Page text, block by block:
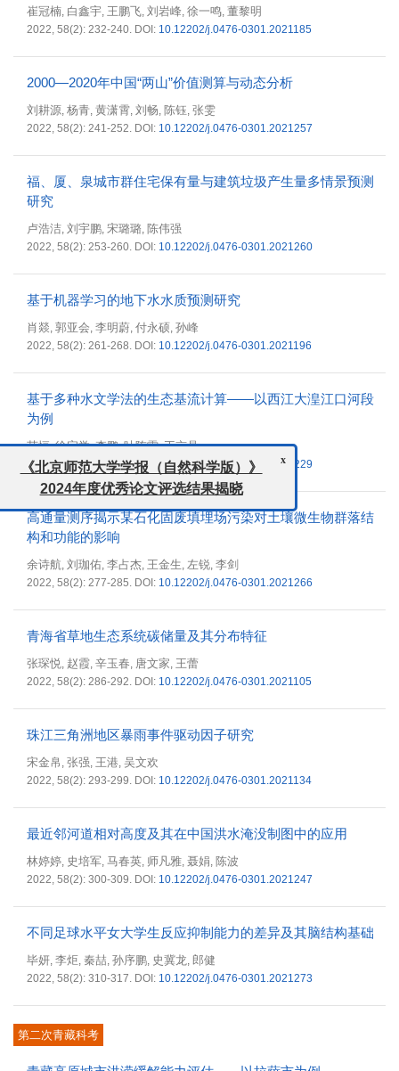
崔冠楠, 白鑫宇, 王鹏飞, 刘岩峰, 徐一鸣, 董黎明
2022, 58(2): 232-240. DOI: 10.12202/j.0476-0301.2021185
2000—2020年中国“两山”价值测算与动态分析
刘耕源, 杨青, 黄潇霄, 刘畅, 陈钰, 张雯
2022, 58(2): 241-252. DOI: 10.12202/j.0476-0301.2021257
福、厦、泉城市群住宅保有量与建筑垃圾产生量多情景预测
研究
卢浩洁, 刘宇鹏, 宋璐璐, 陈伟强
2022, 58(2): 253-260. DOI: 10.12202/j.0476-0301.2021260
基于机器学习的地下水水质预测研究
肖燚, 郭亚会, 李明蔚, 付永硕, 孙峰
2022, 58(2): 261-268. DOI: 10.12202/j.0476-0301.2021196
基于多种水文学法的生态基流计算——以西江大湟江口河段
为例
苏恒,徐宗学,李鹏,叶陈雷,王京晶
2022, 58(2): 269-276. DOI:10.12202/j.0476-0301.2021229
高通量测序揭示某石化固废填埋场污染对土壤微生物群落结
构和功能的影响
余诗航, 刘珈佑, 李占杰, 王金生, 左锐, 李剑
2022, 58(2): 277-285. DOI: 10.12202/j.0476-0301.2021266
青海省草地生态系统碳储量及其分布特征
张琛悦, 赵霞, 辛玉春, 唐文家, 王蕾
2022, 58(2): 286-292. DOI: 10.12202/j.0476-0301.2021105
珠江三角洲地区暴雨事件驱动因子研究
宋金帛 , 张强, 王港, 吴文欢
2022, 58(2): 293-299. DOI: 10.12202/j.0476-0301.2021134
最近邻河道相对高度及其在中国洪水淹没制图中的应用
林婷婷, 史培军, 马春英, 师凡雅, 聂娟, 陈波
2022, 58(2): 300-309. DOI: 10.12202/j.0476-0301.2021247
不同足球水平女大学生反应抑制能力的差异及其脑结构基础
毕妍, 李炬, 秦喆, 孙序鹏, 史冀龙, 郎健
2022, 58(2): 310-317. DOI: 10.12202/j.0476-0301.2021273
第二次青藏科考
《北京师范大学学报（自然科学版）》
2024年度优秀论文评选结果揭晓